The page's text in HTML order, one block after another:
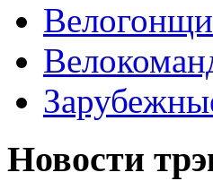
Новости